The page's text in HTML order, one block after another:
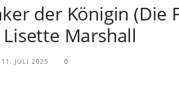
der Königin (Die
Marshall
11. JULI 2025 0